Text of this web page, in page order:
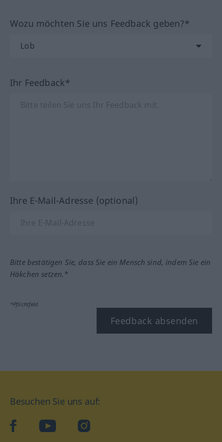
Wozu möchten Sie uns Feedback geben?*
Ihr Feedback*
Ihre E-Mail-Adresse (optional)
Bitte bestätigen Sie, dass Sie ein Mensch sind, indem Sie ein
Häkchen setzen.*
*Pflichtfeld
Feedback absenden
Besuchen Sie uns auf:
facebookYouTube Instagram